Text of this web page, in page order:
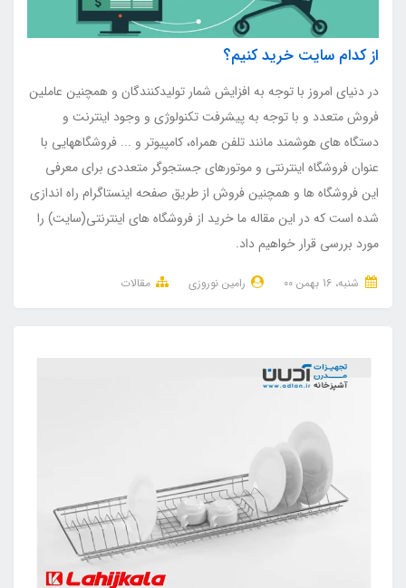
از کدام سایت خرید کنیم؟
در دنیای امروز با توجه به افزایش شمار تولیدکنندگان و همچنین عاملین
فروش متعدد و با توجه به پیشرفت تکنولوژی و وجود اینترنت و
دستگاه های هوشمند مانند تلفن همراه، کامپیوتر و ... فروشگاههایی با
عنوان فروشگاه اینترنتی و موتورهای جستجوگر متعددی برای معرفی
این فروشگاه ها و همچنین فروش از طریق صفحه اینستاگرام راه اندازی
شده است که در این مقاله ما خرید از فروشگاه های اینترنتی(سایت) را
مورد بررسی قرار خواهیم داد.
شنبه، 16 بهمن 00 رامین نوروزی مقالات